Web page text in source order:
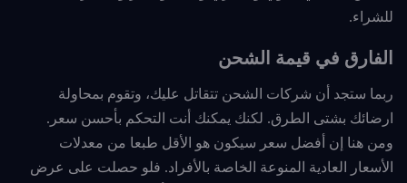
للشراء.
الفارق في قيمة الشحن
ربما ستجد أن شركات الشحن تتقاتل عليك، وتقوم بمحاولة
ارضائك بشتى الطرق. لكنك يمكنك أنت التحكم بأحسن سعر.
ومن هنا إن أفضل سعر سيكون هو الأقل طبعا من معدلات
الأسعار العادية المنوعة الخاصة بالأفراد. فلو حصلت على عرض